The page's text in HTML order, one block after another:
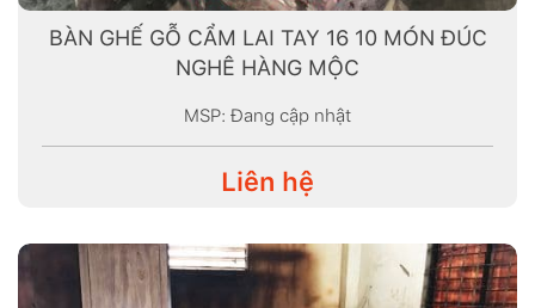
BÀN GHẾ GỖ CẨM LAI TAY 16 10 MÓN ĐÚC
NGHÊ HÀNG MỘC
MSP: Đang cập nhật
Liên hệ